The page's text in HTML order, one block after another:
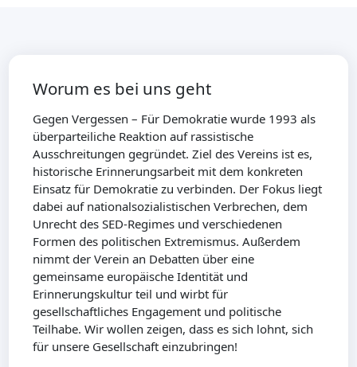
Worum es bei uns geht
Gegen Vergessen – Für Demokratie wurde 1993 als
überparteiliche Reaktion auf rassistische
Ausschreitungen gegründet. Ziel des Vereins ist es,
historische Erinnerungsarbeit mit dem konkreten
Einsatz für Demokratie zu verbinden. Der Fokus liegt
dabei auf nationalsozialistischen Verbrechen, dem
Unrecht des SED-Regimes und verschiedenen
Formen des politischen Extremismus. Außerdem
nimmt der Verein an Debatten über eine
gemeinsame europäische Identität und
Erinnerungskultur teil und wirbt für
gesellschaftliches Engagement und politische
Teilhabe. Wir wollen zeigen, dass es sich lohnt, sich
für unsere Gesellschaft einzubringen!